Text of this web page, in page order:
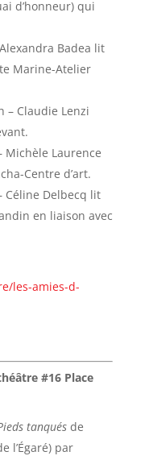
d’honneur) qui
Badea lit
Marine-Atelier
– Claudie Lenzi
Michèle Laurence
Centre d’art.
Céline Delbecq lit
en liaison avec
les-amies-d-
#16 Place
tanquésde
l’Égaré) par